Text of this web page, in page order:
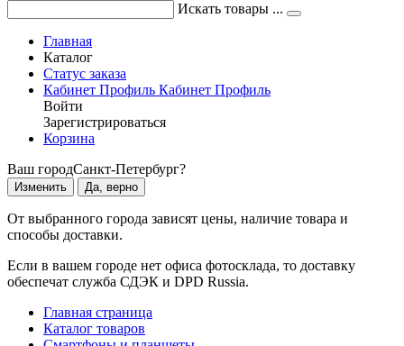
Искать товары ...
Главная
Каталог
Статус заказа
Кабинет Профиль Кабинет Профиль
Войти
Зарегистрироваться
Корзина
Ваш городСанкт-Петербург?
Изменить Да, верно
От выбранного города зависят цены, наличие товара и
способы доставки.
Если в вашем городе нет офиса фотосклада, то доставку
обеспечат служба СДЭК и DPD Russia.
Главная страница
Каталог товаров